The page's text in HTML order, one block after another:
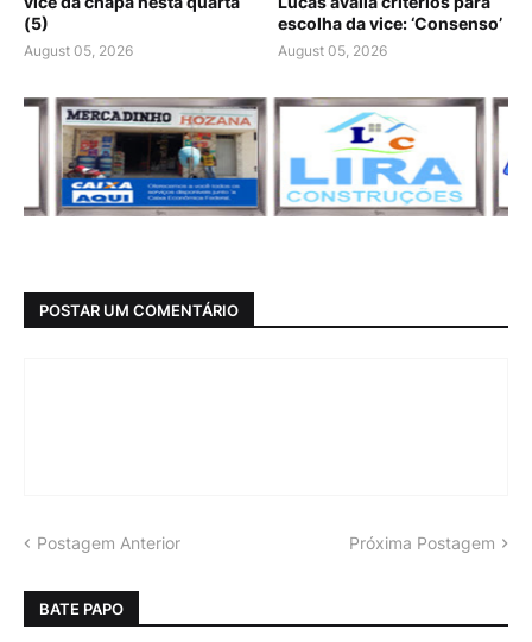
(5)
August 05, 2026
escolha da vice: ‘Consenso’
August 05, 2026
POSTAR UM COMENTÁRIO
Postagem Anterior Próxima Postagem
BATE PAPO